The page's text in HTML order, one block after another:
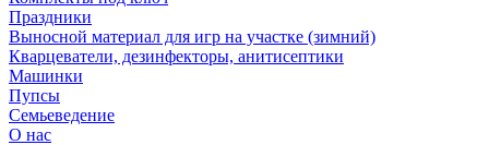
Праздники
Выносной материал для игр на участке (зимний)
Кварцеватели, дезинфекторы, анитисептики
Машинки
Пупсы
Семьеведение
О нас